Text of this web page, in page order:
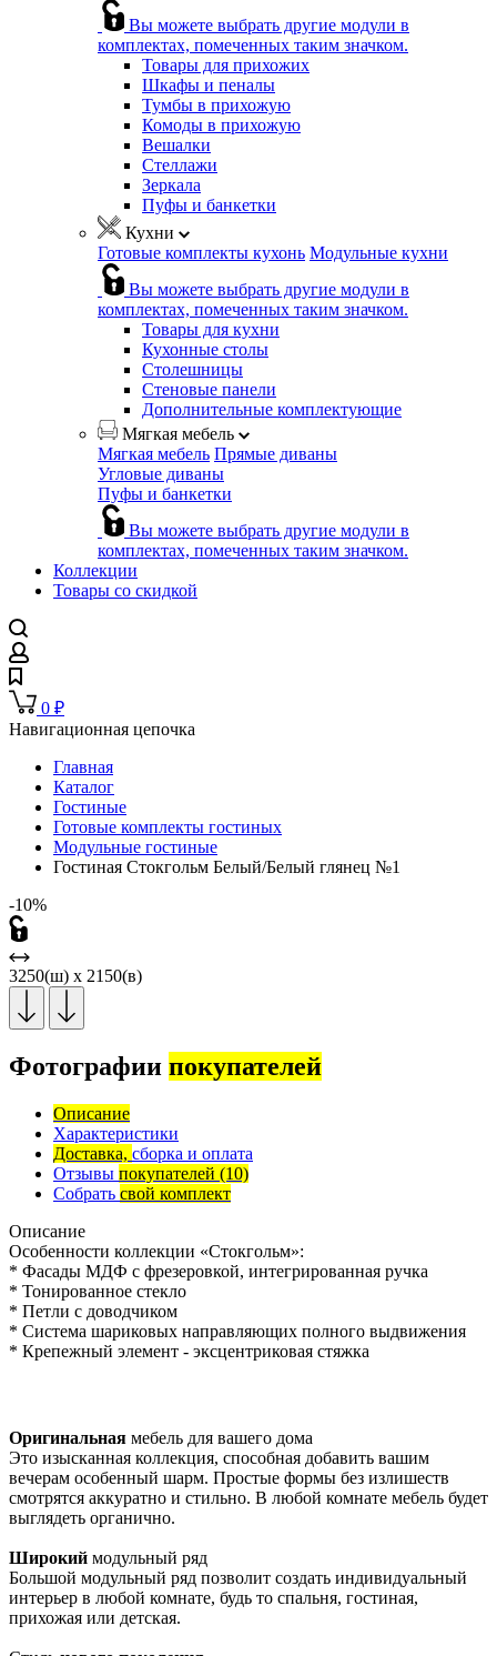
Вы можете выбрать другие модули в
комплектах, помеченных таким значком.
Товары для прихожих
Шкафы и пеналы
Тумбы в прихожую
Комоды в прихожую
Вешалки
Стеллажи
Зеркала
Пуфы и банкетки
Кухни
Готовые комплекты кухонь Модульные кухни
Вы можете выбрать другие модули в
комплектах, помеченных таким значком.
Товары для кухни
Кухонные столы
Столешницы
Стеновые панели
Дополнительные комплектующие
Мягкая мебель
Мягкая мебель Прямые диваны
Угловые диваны
Пуфы и банкетки
Вы можете выбрать другие модули в
комплектах, помеченных таким значком.
Коллекции
Товары со скидкой
0 ₽
Навигационная цепочка
Главная
Каталог
Гостиные
Готовые комплекты гостиных
Модульные гостиные
Гостиная Стокгольм Белый/Белый глянец №1
-10%
3250(ш) x 2150(в)
Фотографии покупателей
Описание
Характеристики
Доставка, сборка и оплата
Отзывы покупателей (10)
Собрать свой комплект
Описание
Особенности коллекции «Стокгольм»:
* Фасады МДФ с фрезеровкой, интегрированная ручка
* Тонированное стекло
* Петли с доводчиком
* Система шариковых направляющих полного выдвижения
* Крепежный элемент - эксцентриковая стяжка
Оригинальная мебель для вашего дома
Это изысканная коллекция, способная добавить вашим
вечерам особенный шарм. Простые формы без излишеств
смотрятся аккуратно и стильно. В любой комнате мебель будет
выглядеть органично.
Широкий модульный ряд
Большой модульный ряд позволит создать индивидуальный
интерьер в любой комнате, будь то спальня, гостиная,
прихожая или детская.